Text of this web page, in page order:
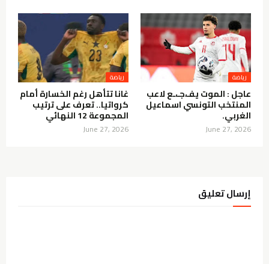
رياضة
عاجل : الموت يفـ،جـ،ـع لاعب
المنتخب التونسي اسماعيل
الغربي.
June 27, 2026
رياضة
غانا تتأهل رغم الخسارة أمام
كرواتيا.. تعرف على ترتيب
المجموعة 12 النهائي
June 27, 2026
إرسال تعليق